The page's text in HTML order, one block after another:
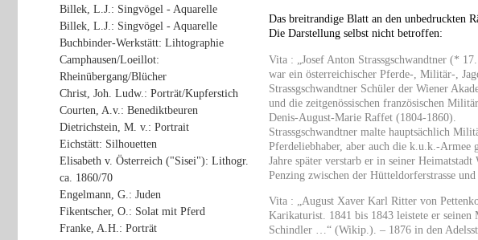
Billek, L.J.: Singvögel - Aquarelle
Billek, L.J.: Singvögel - Aquarelle
Buchbinder-Werkstätt: Lihtographie
Camphausen/Loeillot:
Rheinübergang/Blücher
Christ, Joh. Ludw.: Porträt/Kupferstich
Courten, A.v.: Benediktbeuren
Dietrichstein, M. v.: Portrait
Eichstätt: Silhouetten
Elisabeth v. Österreich ("Sisei"): Lithogr.
ca. 1860/70
Engelmann, G.: Juden
Fikentscher, O.: Solat mit Pferd
Franke, A.H.: Porträt
Das breitrandige Blatt an den unbedruckten
Die Darstellung selbst nicht betroffen:
Vita : „Josef Anton Strassgschwandtner (*
war ein österreichischer Pferde-, Militär-,
Strassgschwandtner Schüler der Wiener
und die zeitgenössischen französischen
Denis-August-Marie Raffet (1804-1860).
Strassgschwandtner malte hauptsächlich
Pferdeliebhaber, aber auch die k.u.k.-
Jahre später verstarb er in seiner
Penzing zwischen der Hütteldorferstrasse
Vita : „August Xaver Karl Ritter von
Karikaturist. 1841 bis 1843 leistete er
Schindler …“ (Wikip.). – 1876 in den